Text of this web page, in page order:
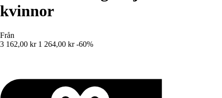
kvinnor
Från
3 162,00 kr 1 264,00 kr -60%